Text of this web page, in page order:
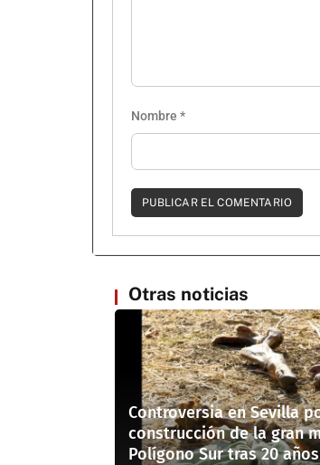
Nombre *
Otras noticias
Controversia en Sevilla
construcción de la gran
Polígono Sur tras 20